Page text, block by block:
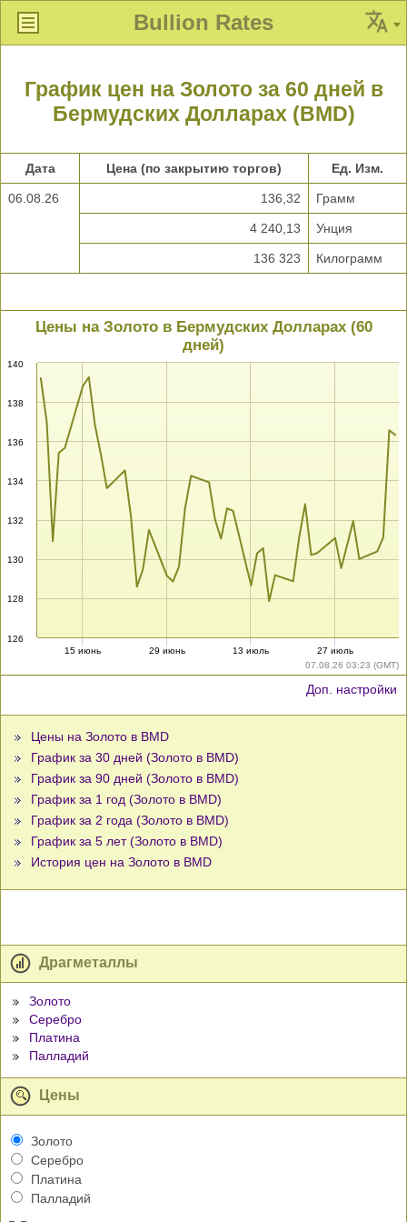
Bullion Rates
График цен на Золото за 60 дней в
Бермудских Долларах (BMD)
Дата Цена (по закрытию торгов) Ед. Изм.
06.08.26 136,32 Грамм
4 240,13 Унция
136 323 Килограмм
07.08.26 03:23 (GMT)
Цены на Золото в Бермудских Долларах (60
дней)
126
128
130
132
134
136
138
140
15 июнь 29 июнь 13 июль 27 июль
Доп. настройки
Цены на Золото в BMD
График за 30 дней (Золото в BMD)
График за 90 дней (Золото в BMD)
График за 1 год (Золото в BMD)
График за 2 года (Золото в BMD)
График за 5 лет (Золото в BMD)
История цен на Золото в BMD
Драгметаллы
Золото
Серебро
Платина
Палладий
Цены
Золото
Серебро
Платина
Палладий